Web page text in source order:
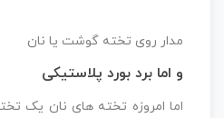
مدار روی تخته گوشت یا نان
و اما برد بورد پلاستیکی
اما امروزه تخته های نان یک